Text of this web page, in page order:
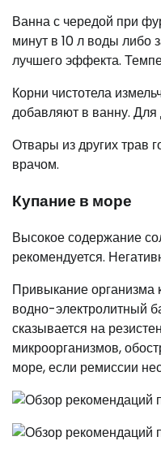
Ванна с чередой при
минут в 10 л воды либо
лучшего эффекта.
Корни чистотела
добавляют в ванну. Для
Отвары из других трав
врачом.
Купание в море
Высокое содержание
рекомендуется.
Привыкание организма
водно-электролитный
сказывается на
микроорганизмов,
море, если ремиссии